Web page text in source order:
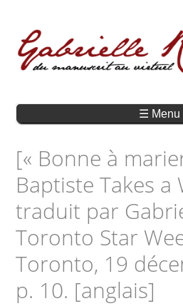
☰ Menu
[« Bonne à
Baptiste Takes a
traduit par
Toronto Star
Toronto, 19
p. 10. [anglais]